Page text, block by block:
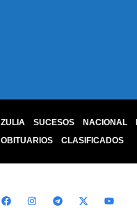
ZULIA SUCESOS NACIONAL
OBITUARIOS
CLASIFICADOS